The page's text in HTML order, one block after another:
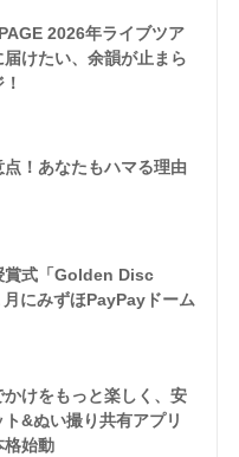
2026年ライブツア
けたい、余韻が止まら
！あなたもハマる理由
賞式「Golden Disc
にみずほPayPayドーム
けをもっと楽しく、安
&ぬい撮り共有アプリ
格始動